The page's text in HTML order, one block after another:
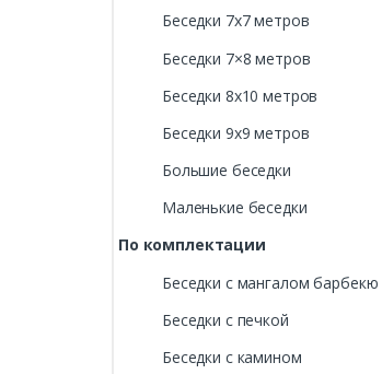
Беседки 7х7 метров
Беседки 7×8 метров
Беседки 8х10 метров
Беседки 9х9 метров
Большие беседки
Маленькие беседки
По комплектации
Беседки с мангалом барбекю
Беседки с печкой
Беседки с камином